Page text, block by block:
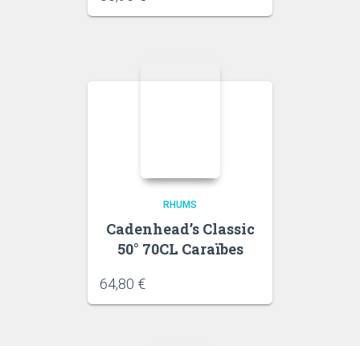
RHUMS
Cadenhead’s Classic
50° 70CL Caraïbes
64,80 €